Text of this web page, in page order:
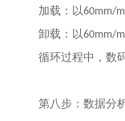
加载：以60mm/
卸载：以60mm/
循环过程中，数
第八步：数据分